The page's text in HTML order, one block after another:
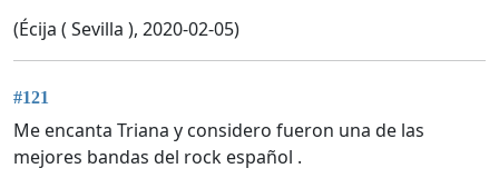
(Écija ( Sevilla ), 2020-02-05)
#121
Me encanta Triana y considero fueron una de las
mejores bandas del rock español .